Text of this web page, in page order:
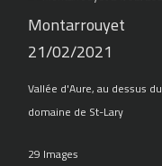
Montarrouyet
21/02/2021
Vallée d'Aure, au dessus du
domaine de St-Lary
29 Images